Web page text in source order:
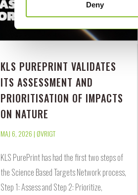
Deny
KLS PUREPRINT VALIDATES
ITS ASSESSMENT AND
PRIORITISATION OF IMPACTS
ON NATURE
MAJ 6, 2026|ØVRIGT
KLS PurePrint has had the first two steps of
the Science Based Targets Network process,
Step 1: Assess and Step 2: Prioritize,